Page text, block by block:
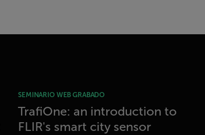
SEMINARIO WEB GRABADO
TrafiOne: an introduction to
FLIR's smart city sensor